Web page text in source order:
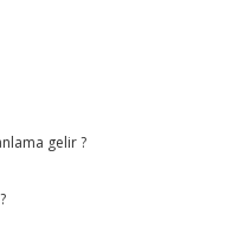
gelir ?